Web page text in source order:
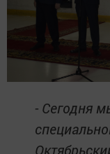
- Сегодня